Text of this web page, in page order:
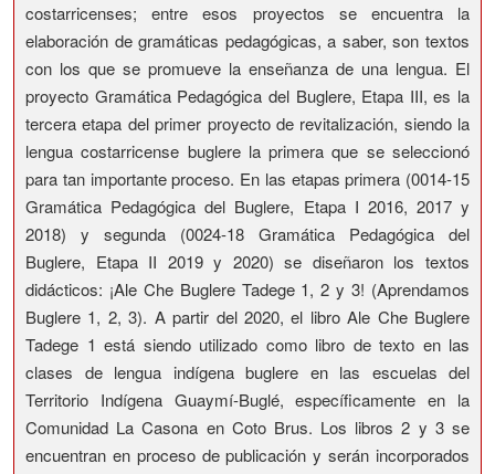
costarricenses; entre esos proyectos se encuentra la
elaboración de gramáticas pedagógicas, a saber, son textos
con los que se promueve la enseñanza de una lengua. El
proyecto Gramática Pedagógica del Buglere, Etapa III, es la
tercera etapa del primer proyecto de revitalización, siendo la
lengua costarricense buglere la primera que se seleccionó
para tan importante proceso. En las etapas primera (0014-15
Gramática Pedagógica del Buglere, Etapa I 2016, 2017 y
2018) y segunda (0024-18 Gramática Pedagógica del
Buglere, Etapa II 2019 y 2020) se diseñaron los textos
didácticos: ¡Ale Che Buglere Tadege 1, 2 y 3! (Aprendamos
Buglere 1, 2, 3). A partir del 2020, el libro Ale Che Buglere
Tadege 1 está siendo utilizado como libro de texto en las
clases de lengua indígena buglere en las escuelas del
Territorio Indígena Guaymí-Buglé, específicamente en la
Comunidad La Casona en Coto Brus. Los libros 2 y 3 se
encuentran en proceso de publicación y serán incorporados